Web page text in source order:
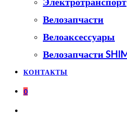
Велозапчасти
Велоаксессуары
Велозапчасти
КОНТАКТЫ
0